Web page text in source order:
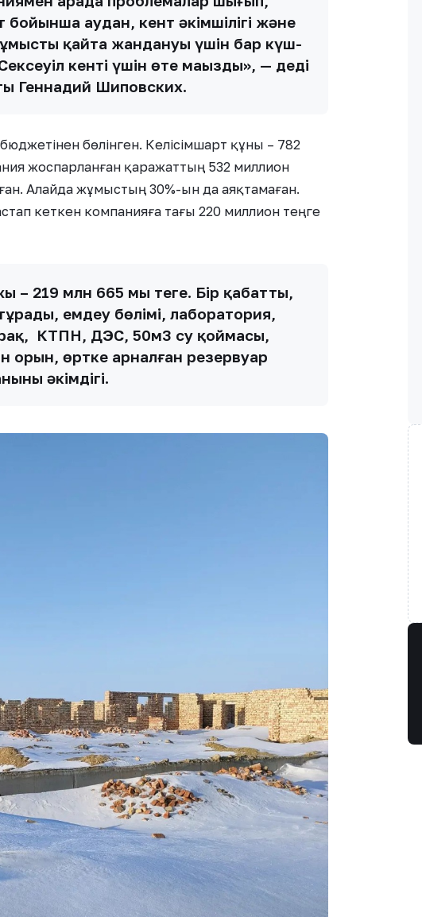
аудан, кент әкімшілігі және
қайта жандануы үшін бар күш-
кенті үшін өте маңызды», — деді
Геннадий Шиповских.
бөлінген. Келісімшарт құны – 782
жоспарланған қаражаттың 532 миллион
Алайда жұмыстың 30%-ын да аяқтамаған.
кеткен компанияға тағы 220 миллион теңге
219 млн 665 мың теңге. Бір қабатты,
емдеу бөлімі, лаборатория,
КТПН, ДЭС, 50м3 су қоймасы,
орын, өртке арналған резервуар
әкімдігі.